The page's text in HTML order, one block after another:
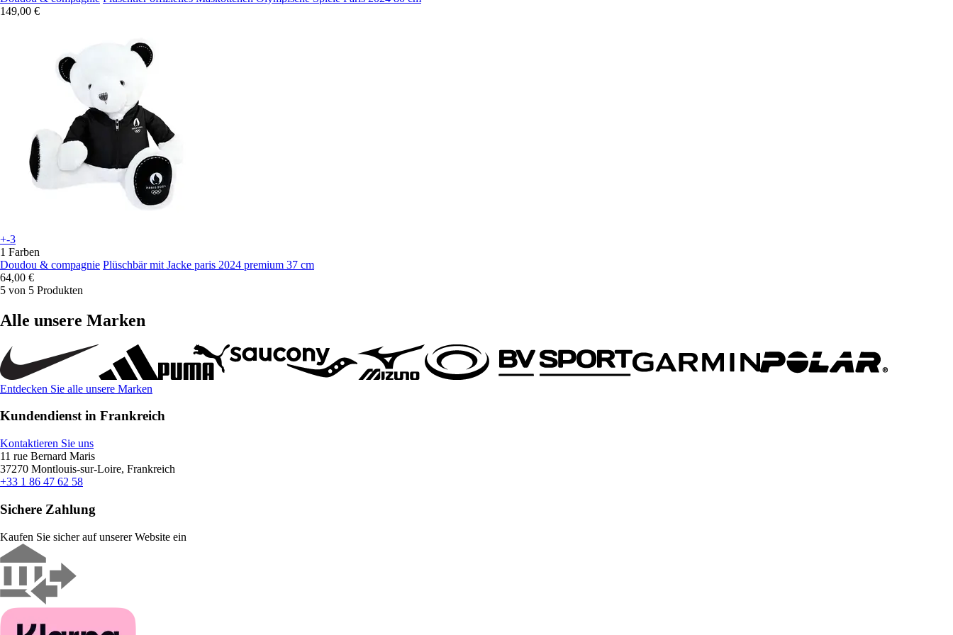
149,00 €
+-3
1 Farben
Doudou & compagnie Plüschbär mit Jacke paris 2024 premium 37 cm
64,00 €
5 von 5 Produkten
Alle unsere Marken
Entdecken Sie alle unsere Marken
Kundendienst in Frankreich
Kontaktieren Sie uns
11 rue Bernard Maris
37270 Montlouis-sur-Loire, Frankreich
+33 1 86 47 62 58
Sichere Zahlung
Kaufen Sie sicher auf unserer Website ein